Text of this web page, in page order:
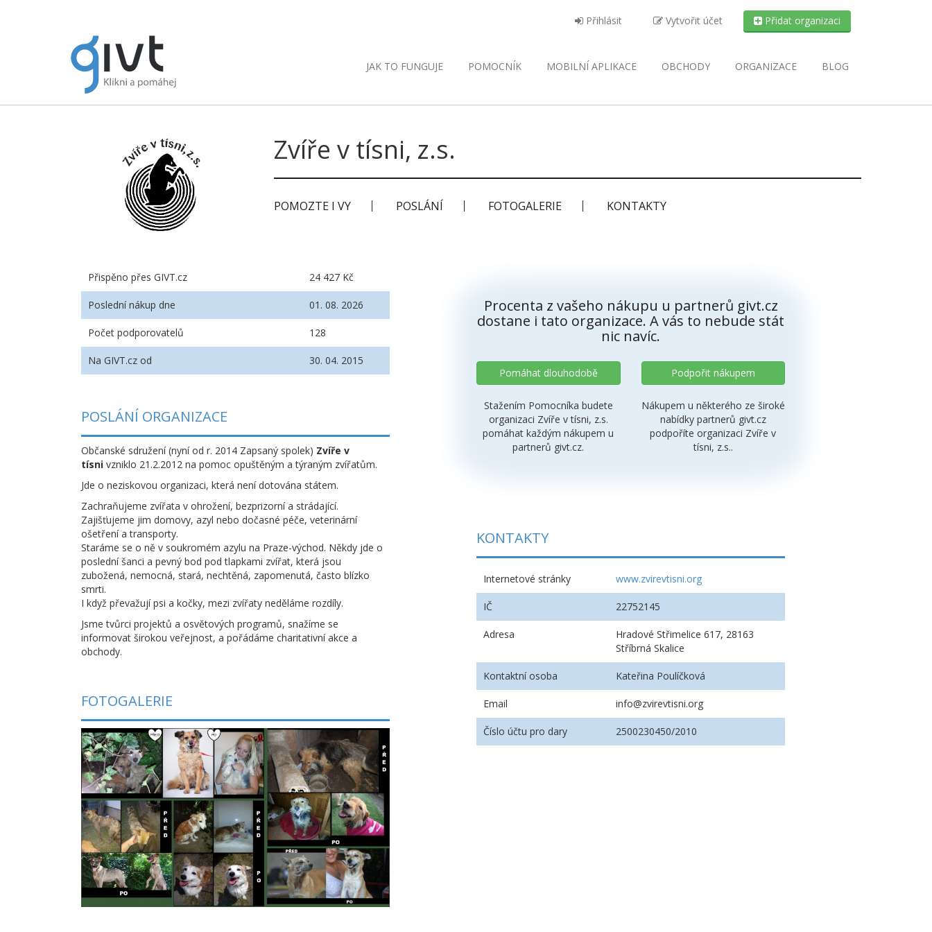
Přihlásit Vytvořit účet Přidat organizaci
JAK TO FUNGUJE POMOCNÍK MOBILNÍ APLIKACE OBCHODY ORGANIZACE BLOG
Zvíře v tísni, z.s.
POMOZTE I VY POSLÁNÍ FOTOGALERIE KONTAKTY
Přispěno přes GIVT.cz 24 427 Kč
Poslední nákup dne 01. 08. 2026
Počet podporovatelů 128
Na GIVT.cz od 30. 04. 2015
POSLÁNÍ ORGANIZACE
Občanské sdružení (nyní od r. 2014 Zapsaný spolek) Zvíře v
tísni vzniklo 21.2.2012 na pomoc opuštěným a týraným zvířatům.
Jde o neziskovou organizaci, která není dotována státem.
Zachraňujeme zvířata v ohrožení, bezprizorní a strádající.
Zajišťujeme jim domovy, azyl nebo dočasné péče, veterinární
ošetření a transporty.
Staráme se o ně v soukromém azylu na Praze-východ. Někdy jde o
poslední šanci a pevný bod pod tlapkami zvířat, která jsou
zubožená, nemocná, stará, nechtěná, zapomenutá, často blízko
smrti.
I když převažují psi a kočky, mezi zvířaty neděláme rozdíly.
Jsme tvůrci projektů a osvětových programů, snažíme se
informovat širokou veřejnost, a pořádáme charitativní akce a
obchody.
FOTOGALERIE
Procenta z vašeho nákupu u partnerů givt.cz
dostane i tato organizace. A vás to nebude stát
nic navíc.
Pomáhat dlouhodobě
Stažením Pomocníka budete
organizaci Zvíře v tísni, z.s.
pomáhat každým nákupem u
partnerů givt.cz.
Podpořit nákupem
Nákupem u některého ze široké
nabídky partnerů givt.cz
podpoříte organizaci Zvíře v
tísni, z.s..
KONTAKTY
Internetové stránky www.zvirevtisni.org
IČ 22752145
Adresa
Hradové Střimelice 617, 28163
Stříbrná Skalice
Kontaktní osoba Kateřina Poulíčková
Email info@zvirevtisni.org
Číslo účtu pro dary 2500230450/2010